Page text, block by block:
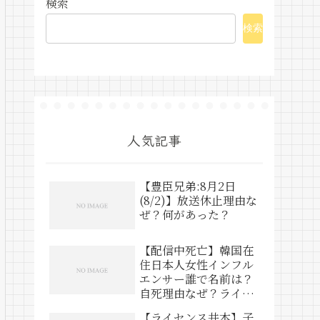
検索
検索
人気記事
【豊臣兄弟:8月2日
(8/2)】放送休止理由な
ぜ？何があった？
【配信中死亡】韓国在
住日本人女性インフル
エンサー誰で名前は？
自死理由なぜ？ライブ